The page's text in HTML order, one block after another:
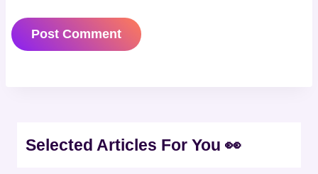
Selected Articles For You 👀